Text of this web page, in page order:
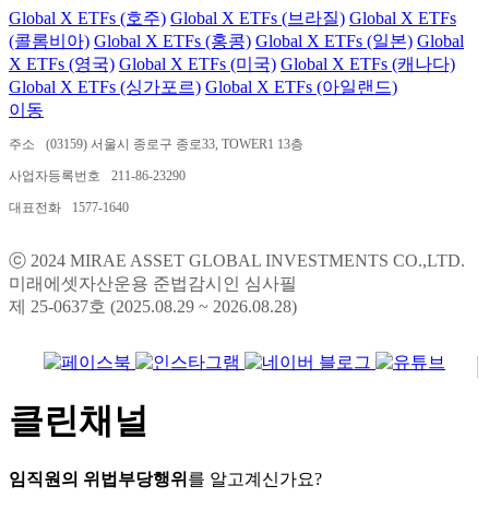
Global X ETFs (호주) Global X ETFs (브라질) Global X ETFs
(콜롬비아) Global X ETFs (홍콩) Global X ETFs (일본) Global
X ETFs (영국) Global X ETFs (미국) Global X ETFs (캐나다)
Global X ETFs (싱가포르) Global X ETFs (아일랜드)
이동
주소 (03159) 서울시 종로구 종로33, TOWER1 13층
사업자등록번호 211-86-23290
대표전화 1577-1640
ⓒ 2024 MIRAE ASSET GLOBAL INVESTMENTS CO.,LTD.
미래에셋자산운용 준법감시인 심사필
제 25-0637호 (2025.08.29 ~ 2026.08.28)
클린채널
임직원의 위법부당행위 를 알고계신가요?